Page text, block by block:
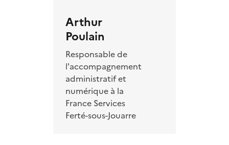
Arthur
Poulain
Responsable de
l'accompagnement
administratif et
numérique à la
France Services
Ferté-sous-Jouarre